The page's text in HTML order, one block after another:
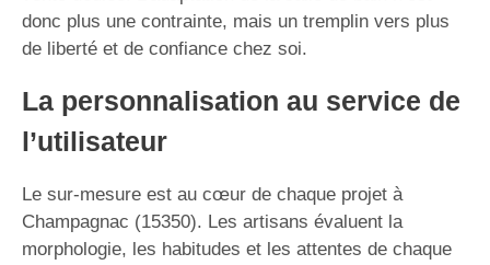
donc plus une contrainte, mais un tremplin vers plus
de liberté et de confiance chez soi.
La personnalisation au service de
l’utilisateur
Le sur-mesure est au cœur de chaque projet à
Champagnac (15350). Les artisans évaluent la
morphologie, les habitudes et les attentes de chaque